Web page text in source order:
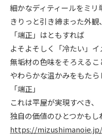
資料
細かなディティールをミリ
きりっと引き締まった外観
「端正」はともすれば
よそよそしく「冷たい」イ
無垢材の色味をそろえるこ
やわらかな温かみをもたら
「端正」
これは平屋が実現すべき、
独自の価値のひとつかもし
https://